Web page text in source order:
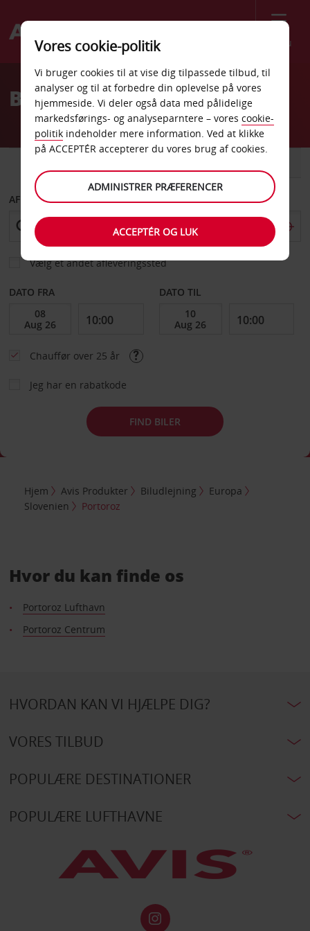
Menu
Welcome
AvisBilleje Portoroz
AFHENT FRA
Vælg et andet afleveringssted
DATO FRA DATO TIL
Chauffør over 25 år
Jeg har en rabatkode
FIND BILER
Hjem Avis Produkter Biludlejning
Europa
Slovenien
Portoroz
Hvor du kan finde os
Portoroz Lufthavn
Portoroz Centrum
HVORDAN KAN VI HJÆLPE DIG?
VORES TILBUD
POPULÆRE DESTINATIONER
POPULÆRE LUFTHAVNE
Vores cookie-politik
Vi bruger cookies til at vise dig tilpassede tilbud, til
analyser og til at forbedre din oplevelse på vores
hjemmeside. Vi deler også data med pålidelige
markedsførings- og analyseparntere – vores cookie-
politik indeholder mere information. Ved at klikke
på ACCEPTÉR accepterer du vores brug af cookies.
ADMINISTRER PRÆFERENCER
ACCEPTÉR OG LUK